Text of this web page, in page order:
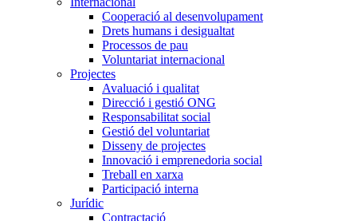
Cooperació al desenvolupament
Drets humans i desigualtat
Processos de pau
Voluntariat internacional
Projectes
Avaluació i qualitat
Direcció i gestió ONG
Responsabilitat social
Gestió del voluntariat
Disseny de projectes
Innovació i emprenedoria social
Treball en xarxa
Participació interna
Jurídic
Contractació